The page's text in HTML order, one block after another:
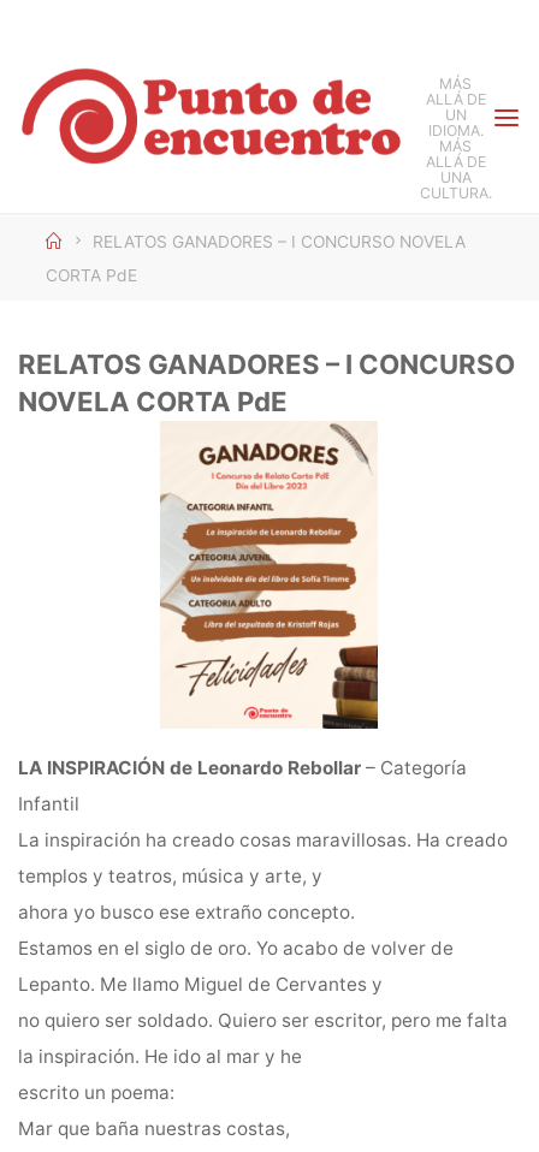
contenido
MÁS
ALLÁ DE
UN
IDIOMA.
MÁS
ALLÁ DE
UNA
CULTURA.
InicioRELATOS GANADORES – I CONCURSO NOVELA
CORTA PdE
RELATOS GANADORES – I CONCURSO
NOVELA CORTA PdE
LA INSPIRACIÓN de Leonardo Rebollar – Categoría
Infantil
La inspiración ha creado cosas maravillosas. Ha creado
templos y teatros, música y arte, y
ahora yo busco ese extraño concepto.
Estamos en el siglo de oro. Yo acabo de volver de
Lepanto. Me llamo Miguel de Cervantes y
no quiero ser soldado. Quiero ser escritor, pero me falta
la inspiración. He ido al mar y he
escrito un poema:
Mar que baña nuestras costas,